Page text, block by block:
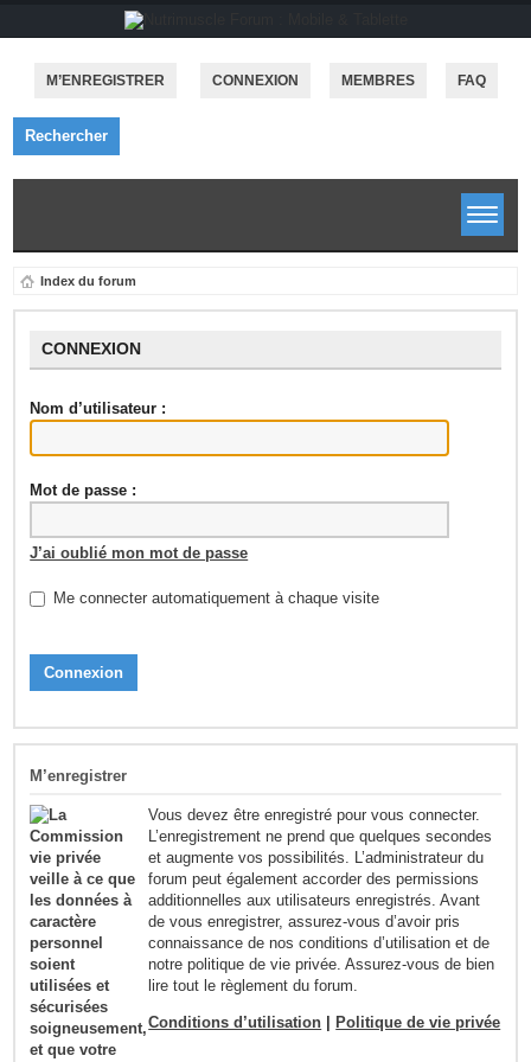
M’ENREGISTRER CONNEXION MEMBRES FAQ
Rechercher
Index du forum
CONNEXION
Nom d’utilisateur :
Mot de passe :
J’ai oublié mon mot de passe
Me connecter automatiquement à chaque visite
M’enregistrer
Vous devez être enregistré pour vous connecter.
L’enregistrement ne prend que quelques secondes
et augmente vos possibilités. L’administrateur du
forum peut également accorder des permissions
additionnelles aux utilisateurs enregistrés. Avant
de vous enregistrer, assurez-vous d’avoir pris
connaissance de nos conditions d’utilisation et de
notre politique de vie privée. Assurez-vous de bien
lire tout le règlement du forum.
Conditions d’utilisation Politique de vie privée